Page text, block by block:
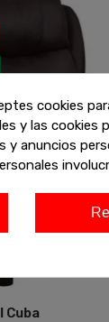
cookies
y las
y anuncios